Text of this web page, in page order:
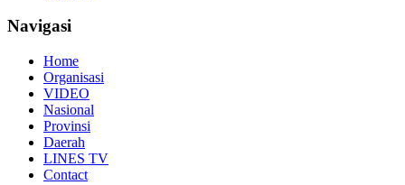
Navigasi
Home
Organisasi
VIDEO
Nasional
Provinsi
Daerah
LINES TV
Contact